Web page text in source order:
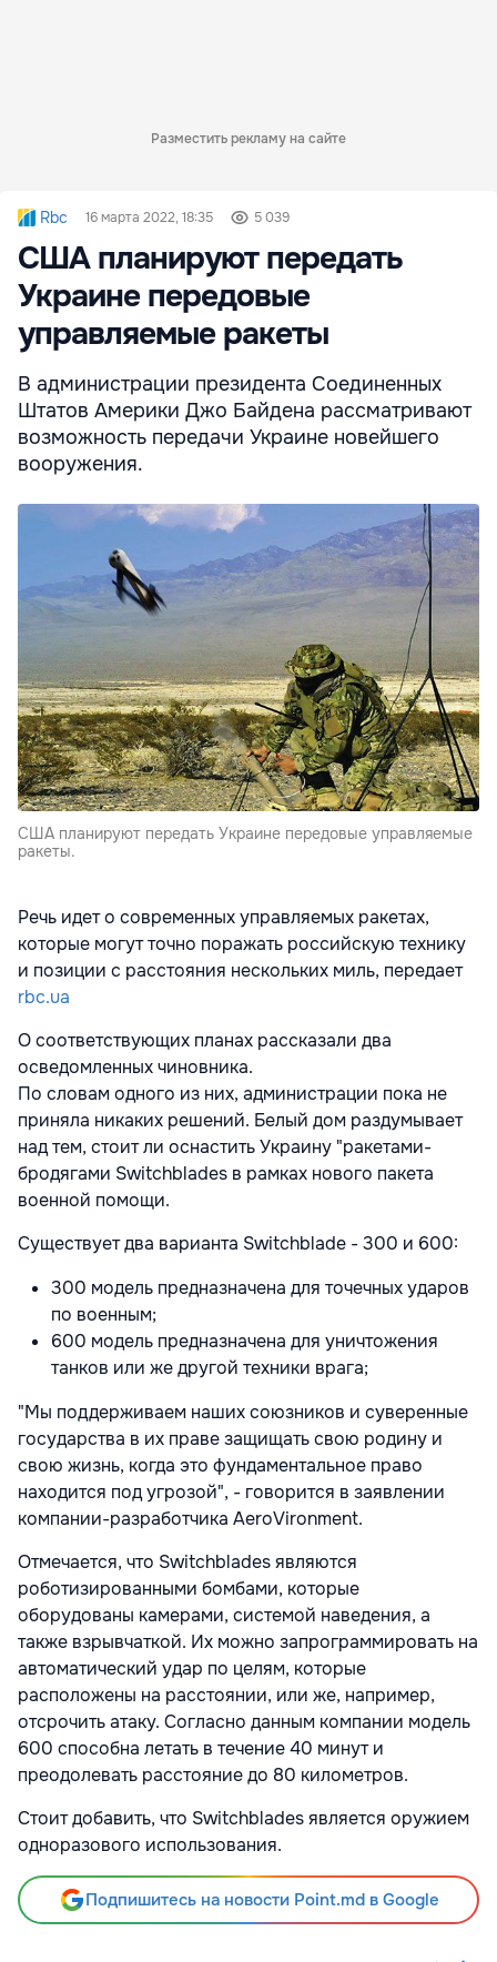
Разместить рекламу на сайте
Rbc 16 марта 2022, 18:35 5 039
США планируют передать
Украине передовые
управляемые ракеты
В администрации президента Соединенных
Штатов Америки Джо Байдена рассматривают
возможность передачи Украине новейшего
вооружения.
США планируют передать Украине передовые управляемые
ракеты.
Речь идет о современных управляемых ракетах,
которые могут точно поражать российскую технику
и позиции с расстояния нескольких миль, передает
rbc.ua
О соответствующих планах рассказали два
осведомленных чиновника.
По словам одного из них, администрации пока не
приняла никаких решений. Белый дом раздумывает
над тем, стоит ли оснастить Украину "ракетами-
бродягами Switchblades в рамках нового пакета
военной помощи.
Существует два варианта Switchblade - 300 и 600:
300 модель предназначена для точечных ударов
по военным;
600 модель предназначена для уничтожения
танков или же другой техники врага;
"Мы поддерживаем наших союзников и суверенные
государства в их праве защищать свою родину и
свою жизнь, когда это фундаментальное право
находится под угрозой", - говорится в заявлении
компании-разработчика AeroVironment.
Отмечается, что Switchblades являются
роботизированными бомбами, которые
оборудованы камерами, системой наведения, а
также взрывчаткой. Их можно запрограммировать на
автоматический удар по целям, которые
расположены на расстоянии, или же, например,
отсрочить атаку. Согласно данным компании модель
600 способна летать в течение 40 минут и
преодолевать расстояние до 80 километров.
Стоит добавить, что Switchblades является оружием
одноразового использования.
Подпишитесь на новости Point.md в Google